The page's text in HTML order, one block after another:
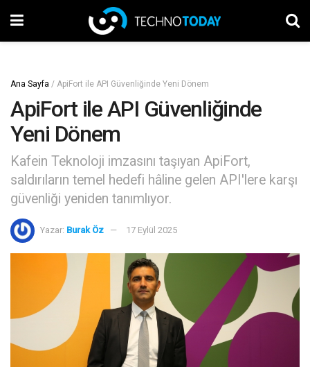
Ana Sayfa / ApiFort ile API Güvenliğinde Yeni Dönem
ApiFort ile API Güvenliğinde
Yeni Dönem
Kafein Teknoloji imzasını taşıyan ApiFort,
saldırıların temel hedefi hâline gelen API'lere karşı
güvenliği yeniden tanımlıyor.
Yazar: Burak Öz 17 Eylül 2025